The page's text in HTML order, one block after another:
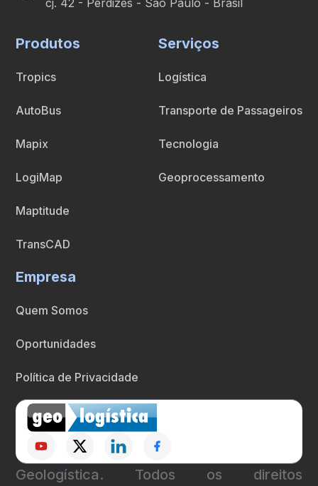
cj. 42 - Perdizes - São Paulo - Brasil
Produtos
Tropics
AutoBus
Mapix
LogiMap
Maptitude
TransCAD
Serviços
Logística
Transporte de Passageiros
Tecnologia
Geoprocessamento
Empresa
Quem Somos
Oportunidades
Política de Privacidade
Geologística. Todos os direitos